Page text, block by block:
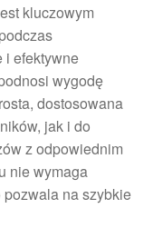
kluczowym
i efektywne
wygodę
dostosowana
jak i do
z odpowiednim
nie wymaga
na szybkie